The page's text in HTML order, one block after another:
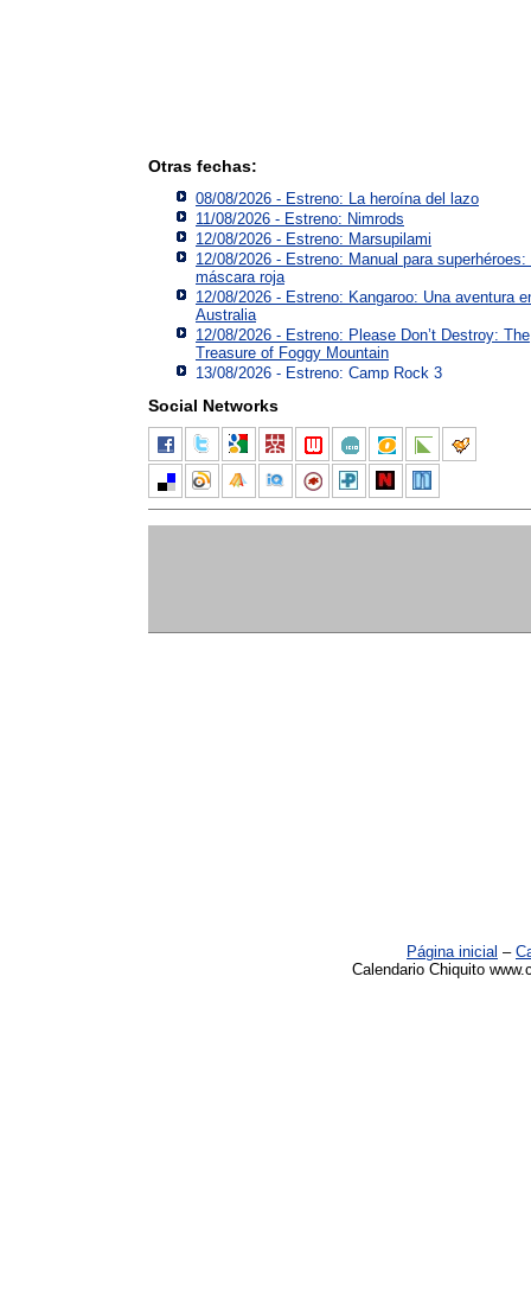
Otras fechas:
08/08/2026 - Estreno: La heroína del lazo
11/08/2026 - Estreno: Nimrods
12/08/2026 - Estreno: Marsupilami
12/08/2026 - Estreno: Manual para superhéroes:
máscara roja
12/08/2026 - Estreno: Kangaroo: Una aventura
Australia
12/08/2026 - Estreno: Please Don’t Destroy: The
Treasure of Foggy Mountain
13/08/2026 - Estreno: Camp Rock 3
Social Networks
Página inicial –
Calendario Chiquito